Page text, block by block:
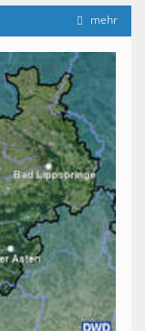
mehr